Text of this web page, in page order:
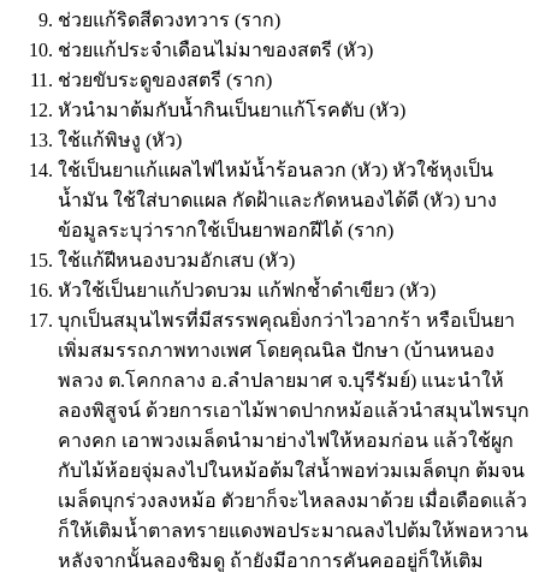
ช่วยแก้ริดสีดวงทวาร (ราก)
ช่วยแก้ประจำเดือนไม่มาของสตรี (หัว)
ช่วยขับระดูของสตรี (ราก)
หัวนำมาต้มกับน้ำกินเป็นยาแก้โรคตับ (หัว)
ใช้แก้พิษงู (หัว)
ใช้เป็นยาแก้แผลไฟไหม้น้ำร้อนลวก (หัว) หัวใช้หุงเป็น
น้ำมัน ใช้ใส่บาดแผล กัดฝ้าและกัดหนองได้ดี (หัว) บาง
ข้อมูลระบุว่ารากใช้เป็นยาพอกฝีได้ (ราก)
ใช้แก้ฝีหนองบวมอักเสบ (หัว)
หัวใช้เป็นยาแก้ปวดบวม แก้ฟกช้ำดำเขียว (หัว)
บุกเป็นสมุนไพรที่มีสรรพคุณยิ่งกว่าไวอากร้า หรือเป็นยา
เพิ่มสมรรถภาพทางเพศ โดยคุณนิล ปักษา (บ้านหนอง
พลวง ต.โคกกลาง อ.ลำปลายมาศ จ.บุรีรัมย์) แนะนำให้
ลองพิสูจน์ ด้วยการเอาไม้พาดปากหม้อแล้วนำสมุนไพรบุก
คางคก เอาพวงเมล็ดนำมาย่างไฟให้หอมก่อน แล้วใช้ผูก
กับไม้ห้อยจุ่มลงไปในหม้อต้มใส่น้ำพอท่วมเมล็ดบุก ต้มจน
เมล็ดบุกร่วงลงหม้อ ตัวยาก็จะไหลลงมาด้วย เมื่อเดือดแล้ว
ก็ให้เติมน้ำตาลทรายแดงพอประมาณลงไปต้มให้พอหวาน
หลังจากนั้นลองชิมดู ถ้ายังมีอาการคันคออยู่ก็ให้เติม